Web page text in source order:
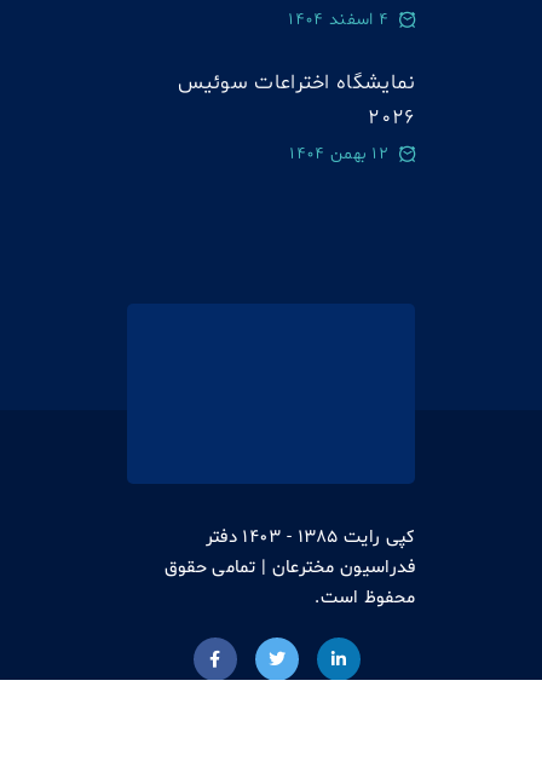
4 اسفند 1404
نمایشگاه اختراعات سوئيس
2026
12 بهمن 1404
کپی رایت 1385 - 1403 دفتر
فدراسیون مخترعان | تمامی حقوق
محفوظ است.